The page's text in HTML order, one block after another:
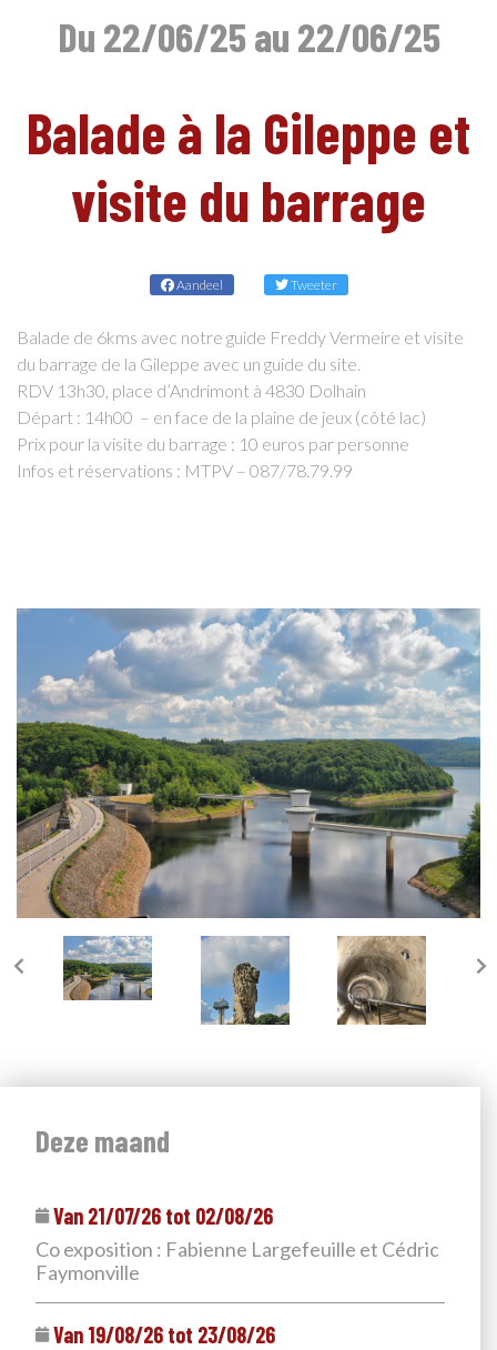
Du 22/06/25 au 22/06/25
Balade à la Gileppe et
visite du barrage
Aandeel Tweeter
Balade de 6kms avec notre guide Freddy Vermeire et visite
du barrage de la Gileppe avec un guide du site.
RDV 13h30, place d’Andrimont à 4830 Dolhain
Départ : 14h00 – en face de la plaine de jeux (côté lac)
Prix pour la visite du barrage : 10 euros par personne
Infos et réservations : MTPV – 087/78.79.99
Deze maand
Van 21/07/26 tot 02/08/26
Co exposition : Fabienne Largefeuille et Cédric
Faymonville
Van 19/08/26 tot 23/08/26